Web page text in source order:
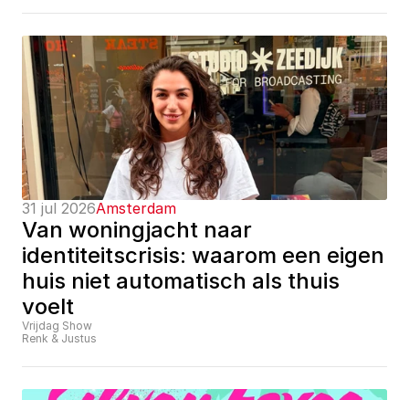
31 jul 2026Amsterdam
Van woningjacht naar
identiteitscrisis: waarom een eigen
huis niet automatisch als thuis
voelt
Vrijdag Show
Renk & Justus